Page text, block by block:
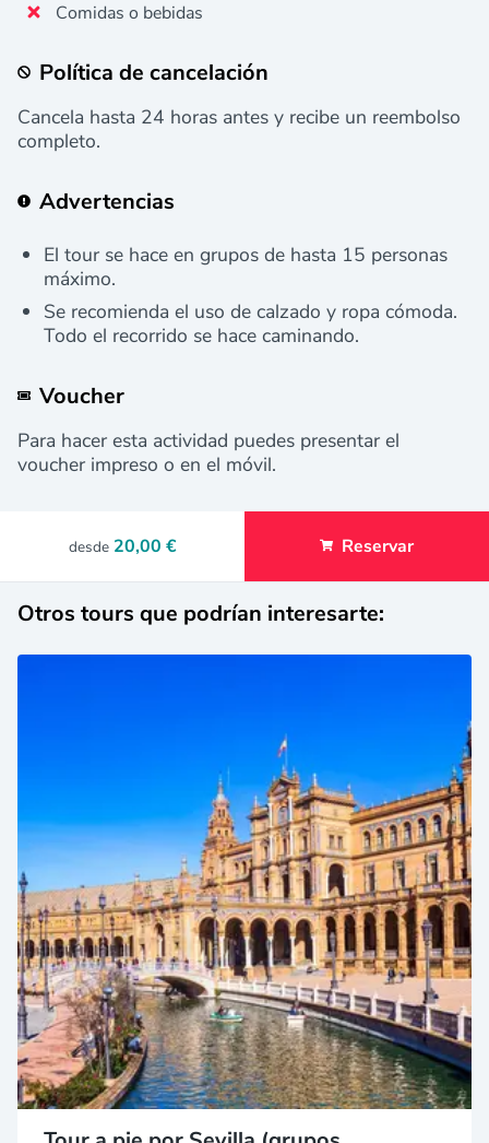
Comidas o bebidas
Política de cancelación
Cancela hasta 24 horas antes y recibe un reembolso
completo.
Advertencias
El tour se hace en grupos de hasta 15 personas
máximo.
Se recomienda el uso de calzado y ropa cómoda.
Todo el recorrido se hace caminando.
Voucher
Para hacer esta actividad puedes presentar el
voucher impreso o en el móvil.
desde 20,00 € Reservar
Otros tours que podrían interesarte: